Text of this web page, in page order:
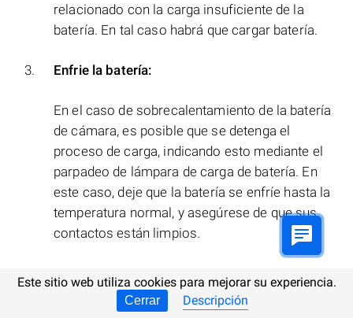
relacionado con la carga insuficiente de la
batería. En tal caso habrá que cargar batería.
Enfrie la batería:
En el caso de sobrecalentamiento de la batería
de cámara, es posible que se detenga el
proceso de carga, indicando esto mediante el
parpadeo de lámpara de carga de batería. En
este caso, deje que la batería se enfríe hasta la
temperatura normal, y asegúrese de que sus
contactos están limpios.
Error general o sistémico
Este sitio web utiliza cookies para mejorar su experiencia.
Cerrar Descripción